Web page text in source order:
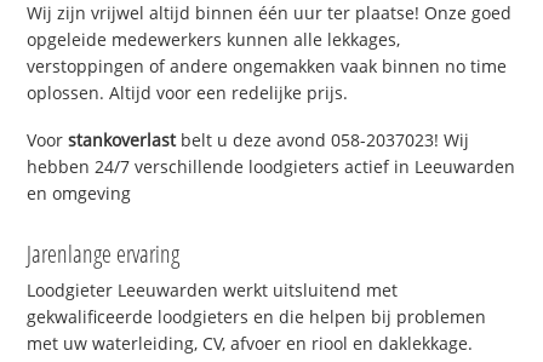
Wij zijn vrijwel altijd binnen één uur ter plaatse! Onze goed
opgeleide medewerkers kunnen alle lekkages,
verstoppingen of andere ongemakken vaak binnen no time
oplossen. Altijd voor een redelijke prijs.
Voorstankoverlastbelt u deze avond 058-2037023! Wij
hebben 24/7 verschillende loodgieters actief in Leeuwarden
en omgeving
Jarenlange ervaring
Loodgieter Leeuwarden werkt uitsluitend met
gekwalificeerde loodgieters en die helpen bij problemen
met uw waterleiding, CV, afvoer en riool en daklekkage.